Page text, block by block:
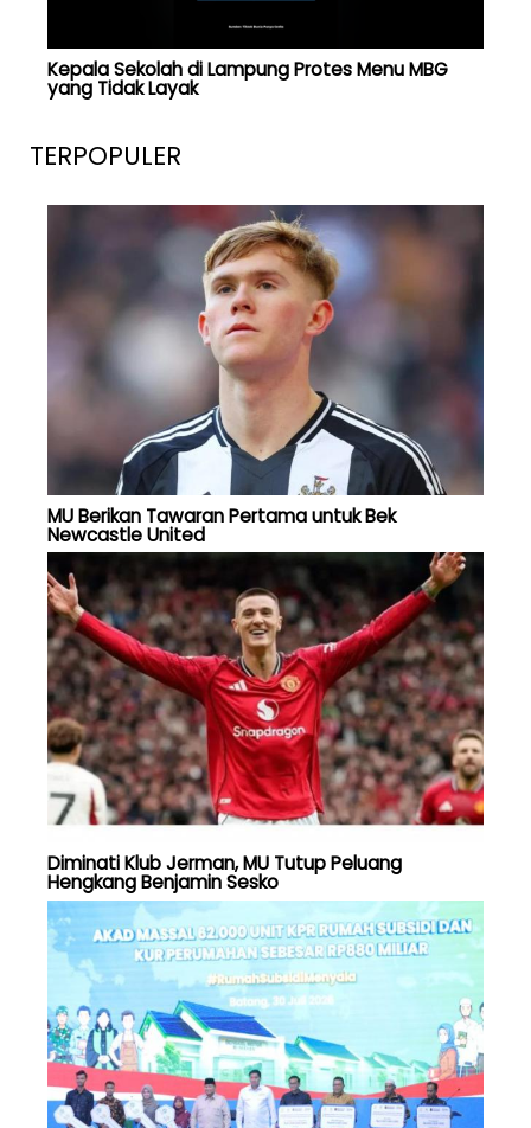
Kepala Sekolah di Lampung Protes Menu MBG
yang Tidak Layak
TERPOPULER
MU Berikan Tawaran Pertama untuk Bek
Newcastle United
Diminati Klub Jerman, MU Tutup Peluang
Hengkang Benjamin Sesko